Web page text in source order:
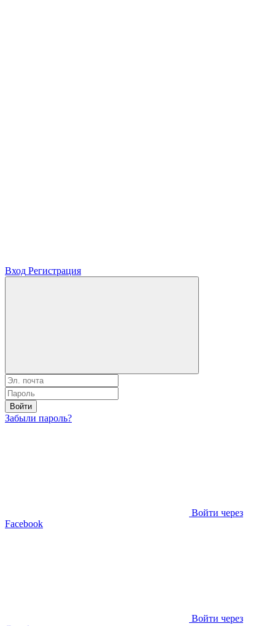
Вход Регистрация
Войти
Забыли пароль?
Войти через
Facebook
Войти через